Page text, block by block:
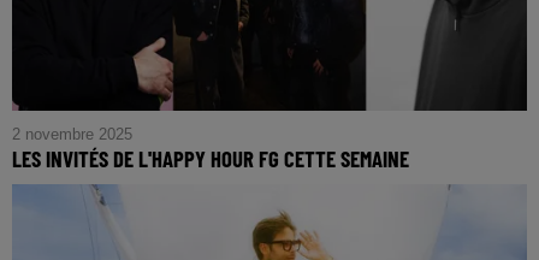
2 novembre 2025
LES INVITÉS DE L'HAPPY HOUR FG CETTE SEMAINE